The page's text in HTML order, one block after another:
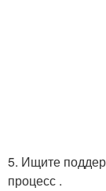
5. Ищите
процесс .